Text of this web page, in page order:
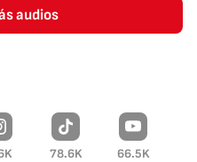
audios
78.6K 66.5K